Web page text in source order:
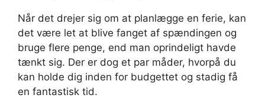
Når det drejer sig om at planlægge en ferie, kan
det være let at blive fanget af spændingen og
bruge flere penge, end man oprindeligt havde
tænkt sig. Der er dog et par måder, hvorpå du
kan holde dig inden for budgettet og stadig få
en fantastisk tid.